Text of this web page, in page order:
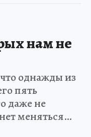
нам не
однажды из
пять
даже не
меняться…